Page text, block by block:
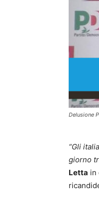
Delusione
“Gli
giorno
Letta in